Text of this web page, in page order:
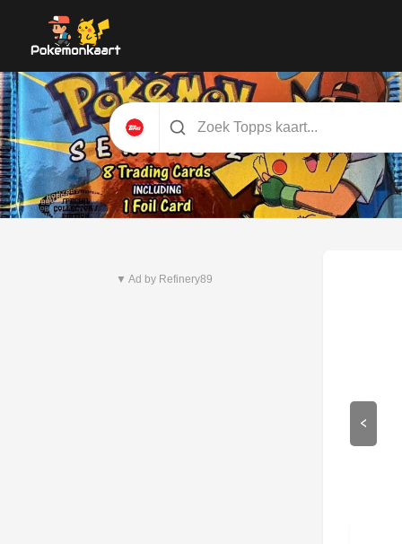
Pitch Black
▼ Ad by Refinery89
<